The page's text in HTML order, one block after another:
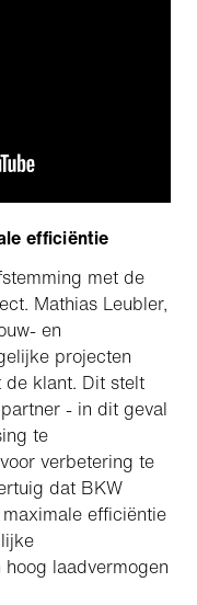
efficiëntie
met de
Mathias Leubler,
en
projecten
klant. Dit stelt
- in dit geval
te
verbetering te
dat BKW
efficiëntie
laadvermogen